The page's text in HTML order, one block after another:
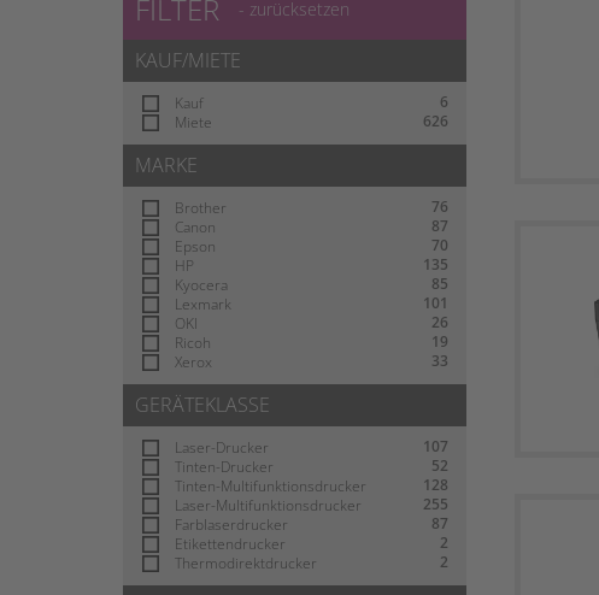
FILTER - zurücksetzen
KAUF/MIETE
Kauf
6
Miete
626
MARKE
Brother
76
Canon
87
Epson
70
HP
135
Kyocera
85
Lexmark
101
OKI
26
Ricoh
19
Xerox
33
GERÄTEKLASSE
Laser-Drucker
107
Tinten-Drucker
52
Tinten-Multifunktionsdrucker
128
Laser-Multifunktionsdrucker
255
Farblaserdrucker
87
Etikettendrucker
2
Thermodirektdrucker
2